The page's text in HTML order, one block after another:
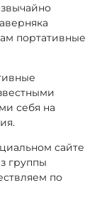
портативные
себя на
сайте
группы
по